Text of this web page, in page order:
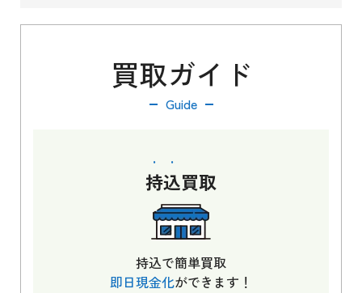
買取ガイド
Guide
持込買取
持込で簡単買取
即日現金化ができます！